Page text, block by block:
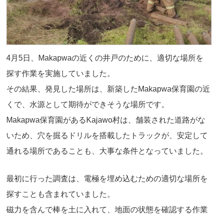
4月5日、Makapwaの近くの井戸のために、適切な場所を
探す作業を実施していました。
その結果、発見した場所は、新築したMakapwa保育園の近
くで、水源として期待ができそうな場所です。
Makapwa保育園があるKajawo村は、舗装された道路がな
いため、穴を掘るドリルを搭載したトラックが、安定して
通れる場所であることも、大事な条件となっていました。
最初に行った調査は、電極を埋め込むための適切な場所を
探すことも含まれていました。
磁力を含んで棒を土に入れて、地面の状態を確認する作業